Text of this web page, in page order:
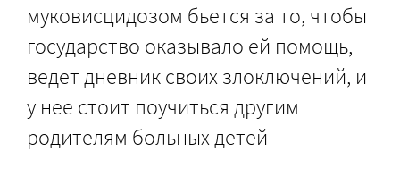
муковисцидозом бьется за то, чтобы
государство оказывало ей помощь,
ведет дневник своих злоключений, и
у нее стоит поучиться другим
родителям больных детей